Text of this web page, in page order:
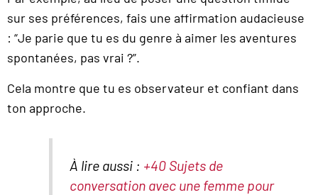
sur ses préférences, fais une affirmation audacieuse
: “Je parie que tu es du genre à aimer les aventures
spontanées, pas vrai ?”.
Cela montre que tu es observateur et confiant dans
ton approche.
À lire aussi : +40 Sujets de
conversation avec une femme pour